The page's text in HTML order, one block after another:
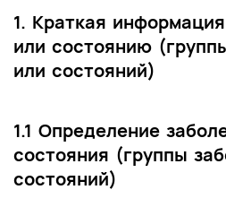
1. Краткая
или состоянию
или состояний)
1.1 Определение
состояния (группы
состояний)